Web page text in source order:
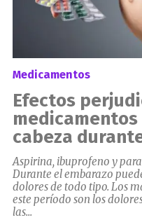
Medicamentos
Efectos
cabeza
Aspirina, ibuprofeno y
Durante el embarazo
dolores de todo tipo. Los
este período son los
las...